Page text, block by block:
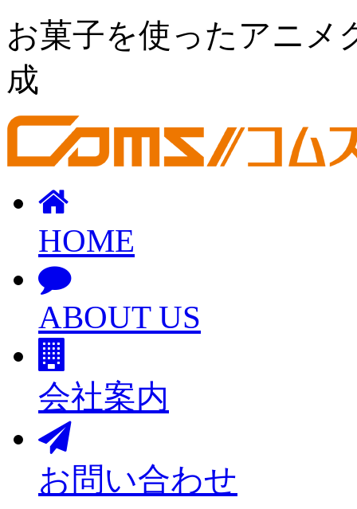
お菓子を使ったアニメ
成
HOME
ABOUT US
会社案内
お問い合わせ